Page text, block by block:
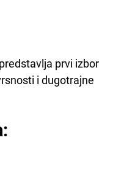
prvi izbor
i dugotrajne